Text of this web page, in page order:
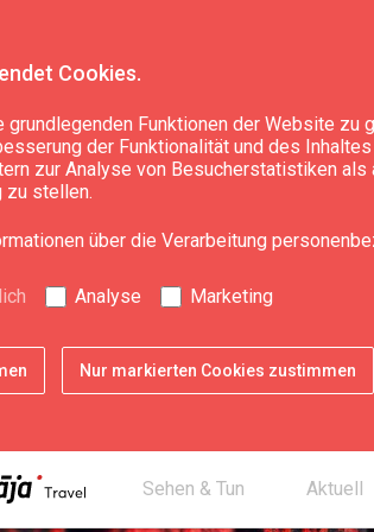
Cookies.
grundlegenden Funktionen der Website
der Funktionalität und des
zur Analyse von Besucherstatistiken
zu stellen.
über die Verarbeitung
Analyse Marketing
Nur markierten Cookies zustimmen
Sehen & Tun Aktuell
für